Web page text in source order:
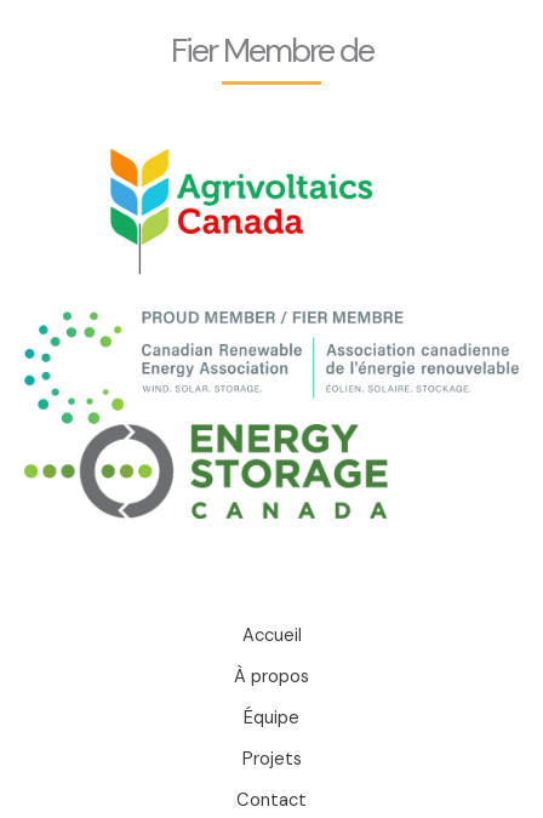
Fier Membre de
Accueil
À propos
Équipe
Projets
Contact